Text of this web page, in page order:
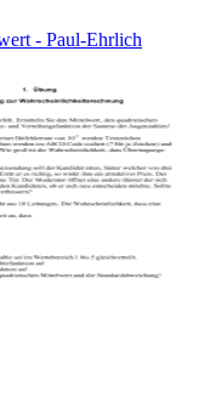
- Paul-Ehrlich